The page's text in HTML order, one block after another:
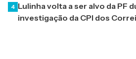
4 Lulinha volta a ser alvo da PF
investigação da CPI dos